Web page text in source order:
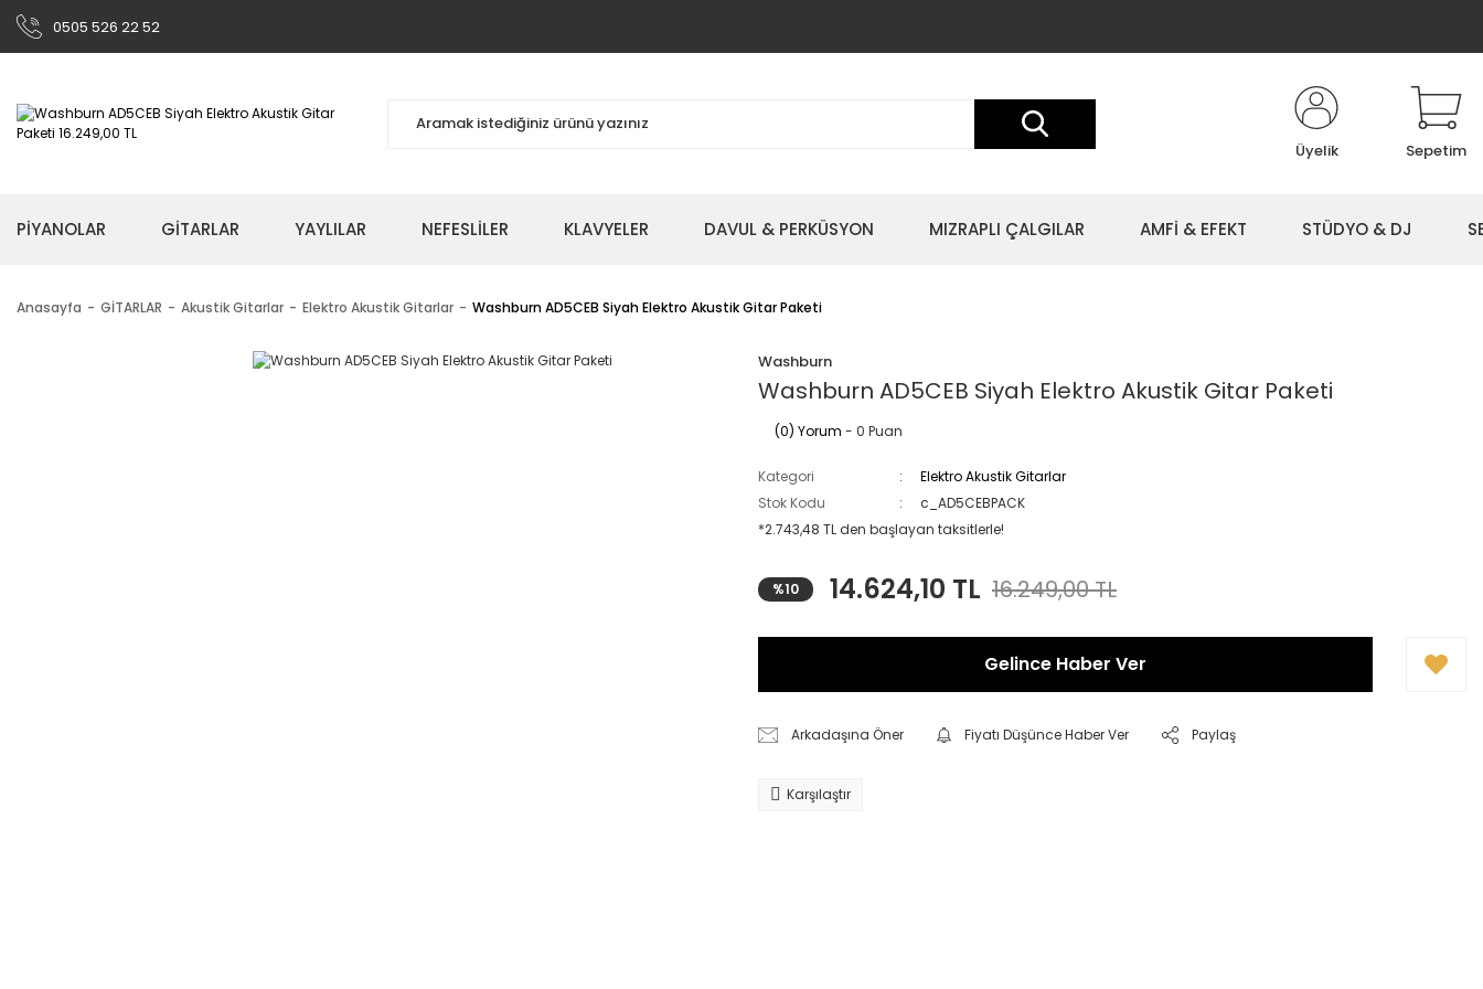
0505 526 22 52
Üyelik Sepetim
PİYANOLAR GİTARLAR YAYLILAR NEFESLİLER KLAVYELER DAVUL & PERKÜSYON MIZRAPLI ÇALGILAR AMFİ & EFEKT STÜDYO & DJ
Anasayfa GİTARLAR Akustik Gitarlar Elektro Akustik Gitarlar Washburn AD5CEB Siyah Elektro Akustik Gitar Paketi
Washburn
Washburn AD5CEB Siyah Elektro Akustik Gitar Paketi
(0) Yorum - 0 Puan
Kategori
Elektro Akustik Gitarlar
Stok Kodu
c_AD5CEBPACK
*2.743,48 TL den başlayan taksitlerle!
%10 14.624,10 TL 16.249,00 TL
Gelince Haber Ver
Arkadaşına Öner Fiyatı Düşünce Haber Ver Paylaş
Karşılaştır